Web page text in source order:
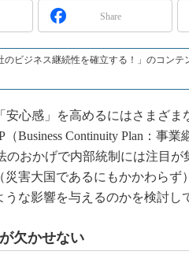
Share
ビジネス継続性を確立する！」のコンテ
心感」を高めるにはさまざま
Business Continuity Plan：事業
おかげで内部統制には注目が
害大国であるにもかかわらず
な影響を与えるのかを検討し
欠かせない